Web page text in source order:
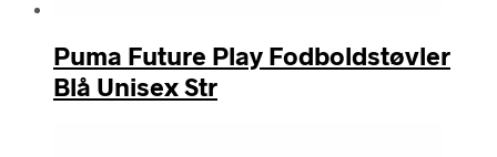
Puma Future Play Fodboldstøvler
Blå Unisex Str